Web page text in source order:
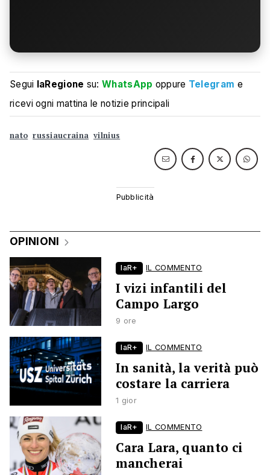
Segui laRegione su:WhatsApp oppure Telegram e
ricevi ogni mattina le notizie principali
nato russiaucraina vilnius
OPINIONI
laR+ IL COMMENTO
I vizi infantili del
Campo Largo
9 ore
laR+ IL COMMENTO
In sanità, la verità può
costare la carriera
1 gior
laR+ IL COMMENTO
Cara Lara, quanto ci
mancherai